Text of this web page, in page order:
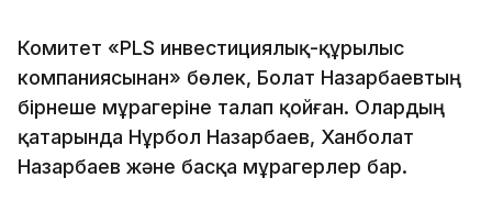
Комитет «PLS инвестициялық-құрылыс
компаниясынан» бөлек, Болат Назарбаевтың
бірнеше мұрагеріне талап қойған. Олардың
қатарында Нұрбол Назарбаев, Ханболат
Назарбаев және басқа мұрагерлер бар.